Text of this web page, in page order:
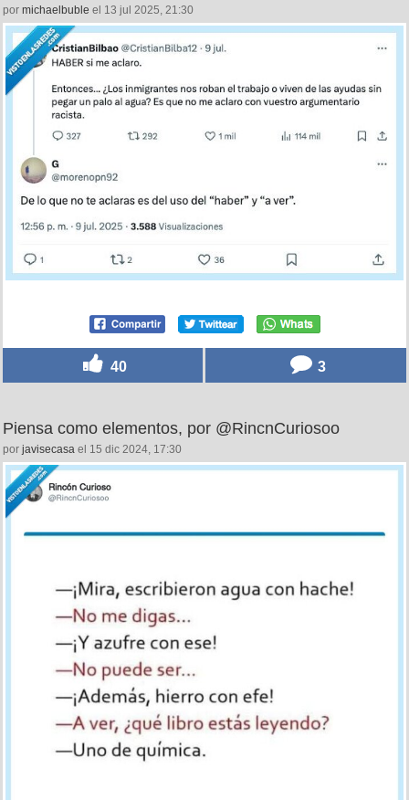
por michaelbuble el 13 jul 2025, 21:30
40 3
Piensa como elementos, por @RincnCuriosoo
por javisecasa el 15 dic 2024, 17:30